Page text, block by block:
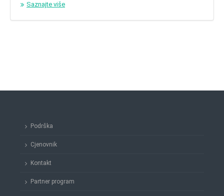
Saznajte više
Podrška
Cjenovnik
Kontakt
Partner program